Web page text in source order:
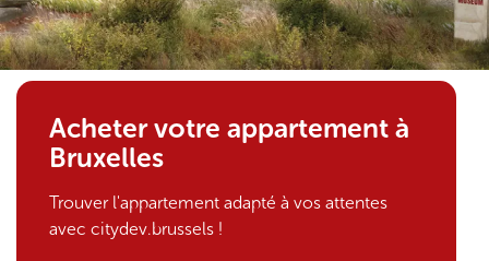
1
Acheter votre appartement à
Bruxelles
Trouver l'appartement adapté à vos attentes
avec citydev.brussels !